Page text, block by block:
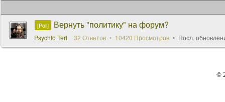
[Poll] Вернуть "политику" на форум?
Psychlo Terl 32 Ответов 10420 Просмотров Посл.
©